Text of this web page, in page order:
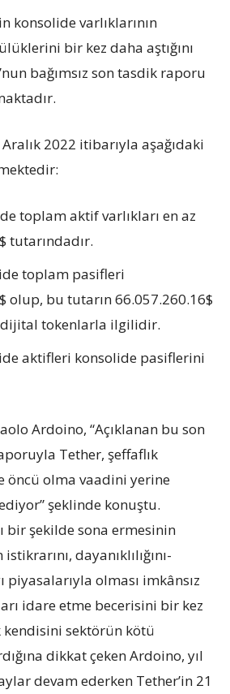
konsolide varlıklarının
bir kez daha aştığını
bağımsız son tasdik raporu
2022 itibarıyla aşağıdaki
toplam aktif varlıkları en az
tutarındadır.
toplam pasifleri
olup, bu tutarın 66.057.260.16$
dijital tokenlarla ilgilidir.
aktifleri konsolide pasiflerini
Ardoino, “Açıklanan bu son
Tether, şeffaflık
öncü olma vaadini yerine
şeklinde konuştu.
bir şekilde sona ermesinin
dayanıklılığını-
piyasalarıyla olması imkânsız
idare etme becerisini bir kez
kendisini sektörün kötü
dikkat çeken Ardoino, yıl
devam ederken Tether’in 21